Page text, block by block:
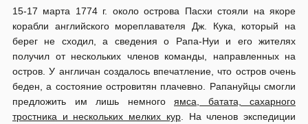
15-17 марта 1774 г. около острова Пасхи стояли на якоре
корабли ан­­глийского мореплавателя Дж. Кука, который на
берег не сходил, а сведе­­ния о Рапа-Нуи и его жителях
получил от нескольких членов команды, на­­правленных на
остров. У англичан создалось впечатление, что остров очень
беден, а состояние островитян плачевно. Рапануйцы смогли
предло­­жить им лишь немного ямса, батата, сахарного
тростника и нескольких мел­ких кур. На членов экспедиции